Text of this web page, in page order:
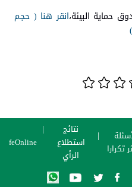
حماية البيئة،انقر هنا ( حجم
تكرارا
نتائج
استطلاع
الرأي
SafeOnline